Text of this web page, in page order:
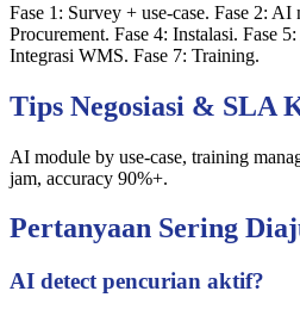
Fase 1: Survey + use-case. Fase 2: AI
Procurement. Fase 4: Instalasi. Fase
Integrasi WMS. Fase 7: Training.
Tips Negosiasi & SLA
AI module by use-case, training
jam, accuracy 90%+.
Pertanyaan Sering
AI detect pencurian aktif?